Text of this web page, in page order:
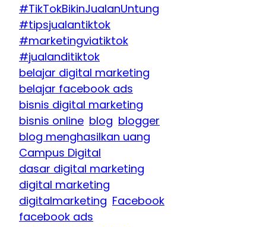
#TikTokBikinJualanUntung
#tipsjualantiktok
#marketingviatiktok
#jualanditiktok
belajar digital marketing
belajar facebook ads
bisnis digital marketing
bisnis online blog blogger
blog menghasilkan uang
Campus Digital
dasar digital marketing
digital marketing
digitalmarketing Facebook
facebook ads